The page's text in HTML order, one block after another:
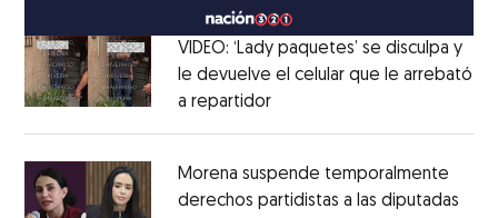
VIDEO: ‘Lady paquetes’ se disculpa y
le devuelve el celular que le arrebató
a repartidorOpens in new window
Morena suspende temporalmente
derechos partidistas a las diputadas